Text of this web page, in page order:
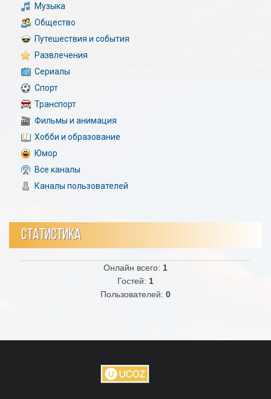
Музыка
Общество
Путешествия и события
Развлечения
Сериалы
Спорт
Транспорт
Фильмы и анимация
Хобби и образование
Юмор
Все каналы
Каналы пользователей
СТАТИСТИКА
Онлайн всего: 1
Гостей: 1
Пользователей: 0